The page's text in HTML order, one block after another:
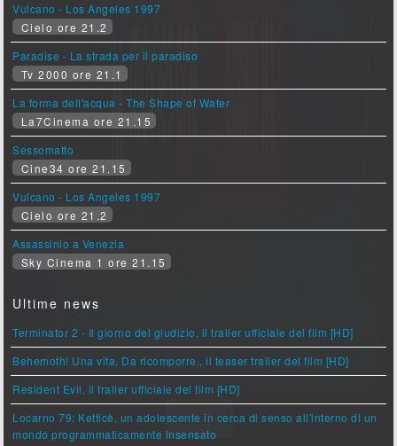
Vulcano - Los Angeles 1997
Cielo ore 21.2
Paradise - La strada per il paradiso
Tv 2000 ore 21.1
La forma dell'acqua - The Shape of Water
La7Cinema ore 21.15
Sessomatto
Cine34 ore 21.15
Vulcano - Los Angeles 1997
Cielo ore 21.2
Assassinio a Venezia
Sky Cinema 1 ore 21.15
Ultime news
Terminator 2 - Il giorno del giudizio, il trailer ufficiale del film [HD]
Behemoth! Una vita. Da ricomporre., il teaser trailer del film [HD]
Resident Evil, il trailer ufficiale del film [HD]
Locarno 79: Ketticè, un adolescente in cerca di senso all'interno di un
mondo programmaticamente insensato